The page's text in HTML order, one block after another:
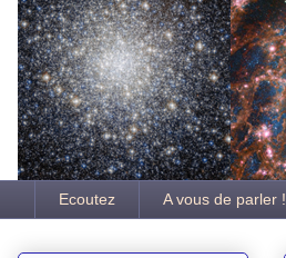
Ecoutez A vous de parler !